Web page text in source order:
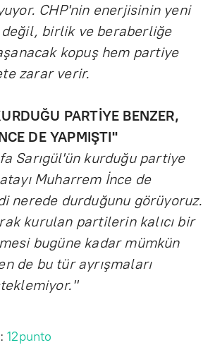
CHP'nin enerjisinin yeni
değil, birlik ve beraberliğe
kopuş hem partiye
zarar verir.
PARTİYE BENZER,
DE YAPMIŞTI"
Sarıgül'ün kurduğu partiye
Muharrem İnce de
nerede durduğunu görüyoruz.
kurulan partilerin kalıcı bir
bugüne kadar mümkün
de bu tür ayrışmaları
:12punto